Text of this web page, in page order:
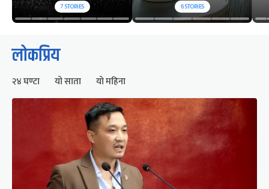
7STORIES 6STORIES
लोकप्रिय
२४ घण्टा यो साता यो महिना